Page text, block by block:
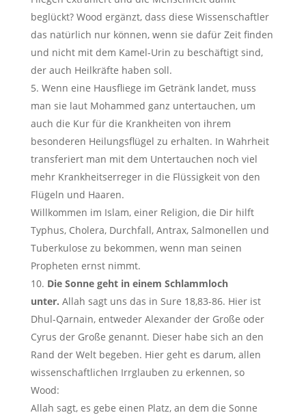
beglückt? Wood ergänzt, dass diese Wissenschaftler
das natürlich nur können, wenn sie dafür Zeit finden
und nicht mit dem Kamel-Urin zu beschäftigt sind,
der auch Heilkräfte haben soll.
5. Wenn eine Hausfliege im Getränk landet, muss
man sie laut Mohammed ganz untertauchen, um
auch die Kur für die Krankheiten von ihrem
besonderen Heilungsflügel zu erhalten. In Wahrheit
transferiert man mit dem Untertauchen noch viel
mehr Krankheitserreger in die Flüssigkeit von den
Flügeln und Haaren.
Willkommen im Islam, einer Religion, die Dir hilft
Typhus, Cholera, Durchfall, Antrax, Salmonellen und
Tuberkulose zu bekommen, wenn man seinen
Propheten ernst nimmt.
Die Sonne geht in einem Schlammloch
unter. Allah sagt uns das in Sure 18,83-86. Hier ist
Dhul-Qarnain, entweder Alexander der Große oder
Cyrus der Große genannt. Dieser habe sich an den
Rand der Welt begeben. Hier geht es darum, allen
wissenschaftlichen Irrglauben zu erkennen, so
Wood:
Allah sagt, es gebe einen Platz, an dem die Sonne